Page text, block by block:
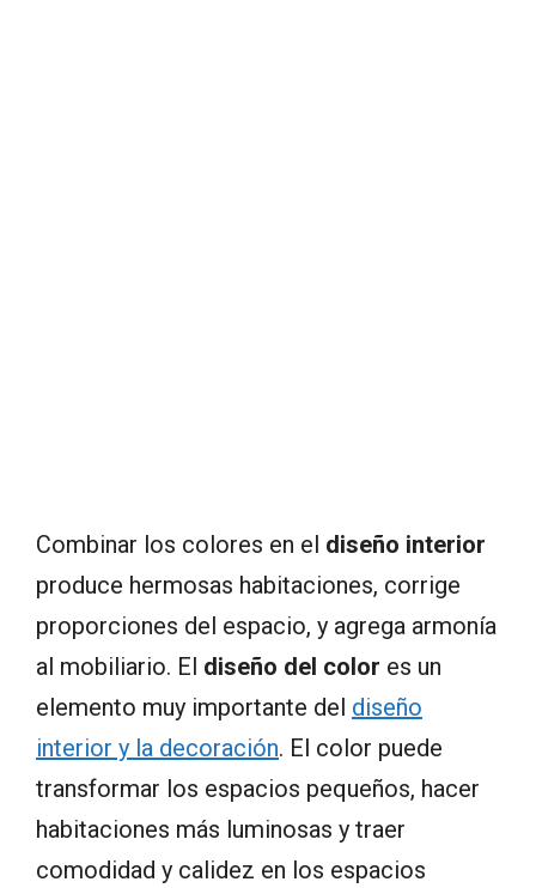
Combinar los colores en el diseño interior
produce hermosas habitaciones, corrige
proporciones del espacio, y agrega armonía
al mobiliario. El diseño del color es un
elemento muy importante del diseño
interior y la decoración. El color puede
transformar los espacios pequeños, hacer
habitaciones más luminosas y traer
comodidad y calidez en los espacios